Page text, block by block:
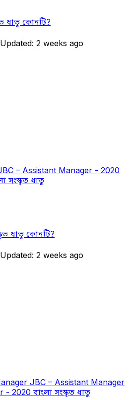
ধাতু কোনটি?
Updated: 2 weeks ago
– Assistant Manager - 2020
সংস্কৃত ধাতু
ধাতু কোনটি?
Updated: 2 weeks ago
JBC – Assistant Manager
- 2020 বাংলা সংস্কৃত ধাতু